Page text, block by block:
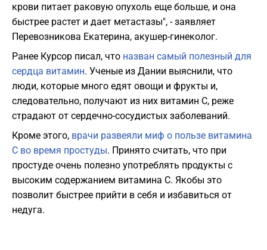
крови питает раковую опухоль еще больше, и она
быстрее растет и дает метастазы", - заявляет
Перевозникова Екатерина, акушер-гинеколог.
Ранее Курсор писал, что назван самый полезный для
сердца витамин. Ученые из Дании выяснили, что
люди, которые много едят овощи и фрукты и,
следовательно, получают из них витамин C, реже
страдают от сердечно-сосудистых заболеваний.
Кроме этого, врачи развеяли миф о пользе витамина
С во время простуды. Принято считать, что при
простуде очень полезно употреблять продукты с
высоким содержанием витамина С. Якобы это
позволит быстрее прийти в себя и избавиться от
недуга.